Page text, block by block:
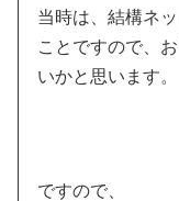
当時は、結構ネ
ことですので、
いかと思います。
ですので、